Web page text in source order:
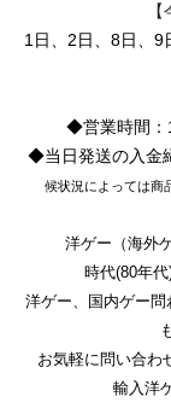
1日、2日、8日、9
◆営業時間：
◆当日発送の入金
候状況によっては商
洋ゲー（海外
時代(80年
洋ゲー、国内ゲー
お気軽に問い合わ
輸入洋